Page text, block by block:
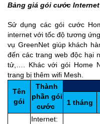
Bảng giá gói cước Internet
Sử dụng các gói cước
internet với tốc độ tương
vụ GreenNet giúp khách
đến các trang web độc hại
tử,…. Khác với gói Home
trang bị thêm wifi Mesh.
Tên
gói
Thành
phần gói
cước
1 tháng
Internet: